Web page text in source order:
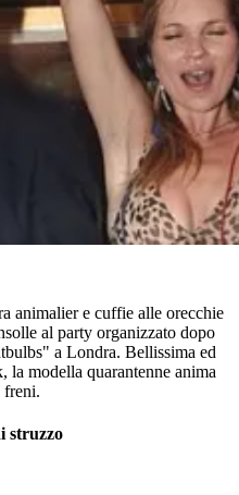
animalier e cuffie alle orecchie
al party organizzato dopo
a Londra. Bellissima ed
la modella quarantenne anima
freni.
struzzo